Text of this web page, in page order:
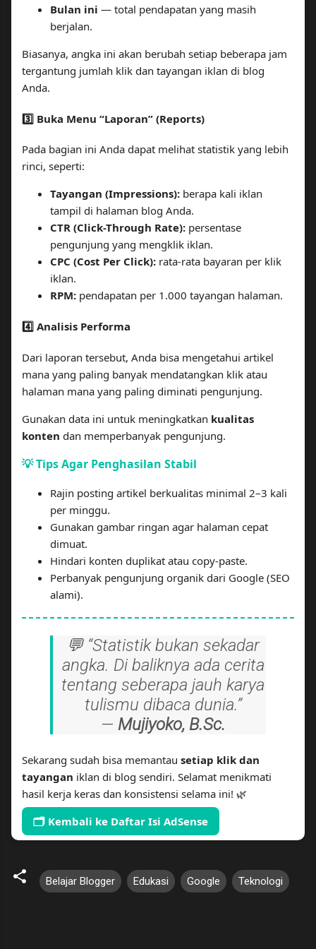
Bulan ini — total pendapatan yang masih
berjalan.
Biasanya, angka ini akan berubah setiap beberapa jam
tergantung jumlah klik dan tayangan iklan di blog
Anda.
3️⃣ Buka Menu “Laporan” (Reports)
Pada bagian ini Anda dapat melihat statistik yang lebih
rinci, seperti:
Tayangan (Impressions): berapa kali iklan
tampil di halaman blog Anda.
CTR (Click-Through Rate): persentase
pengunjung yang mengklik iklan.
CPC (Cost Per Click): rata-rata bayaran per klik
iklan.
RPM: pendapatan per 1.000 tayangan halaman.
4️⃣ Analisis Performa
Dari laporan tersebut, Anda bisa mengetahui artikel
mana yang paling banyak mendatangkan klik atau
halaman mana yang paling diminati pengunjung.
Gunakan data ini untuk meningkatkan kualitas
konten dan memperbanyak pengunjung.
💡 Tips Agar Penghasilan Stabil
Rajin posting artikel berkualitas minimal 2–3 kali
per minggu.
Gunakan gambar ringan agar halaman cepat
dimuat.
Hindari konten duplikat atau copy-paste.
Perbanyak pengunjung organik dari Google (SEO
alami).
💬 “Statistik bukan sekadar
angka. Di baliknya ada cerita
tentang seberapa jauh karya
tulismu dibaca dunia.”
— Mujiyoko, B.Sc.
Sekarang sudah bisa memantau setiap klik dan
tayangan iklan di blog sendiri. Selamat menikmati
hasil kerja keras dan konsistensi selama ini! 🌿
🗂️ Kembali ke Daftar Isi AdSense
Belajar Blogger Edukasi Google Teknologi